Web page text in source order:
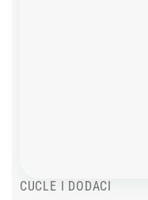
CUCLE I DODACI